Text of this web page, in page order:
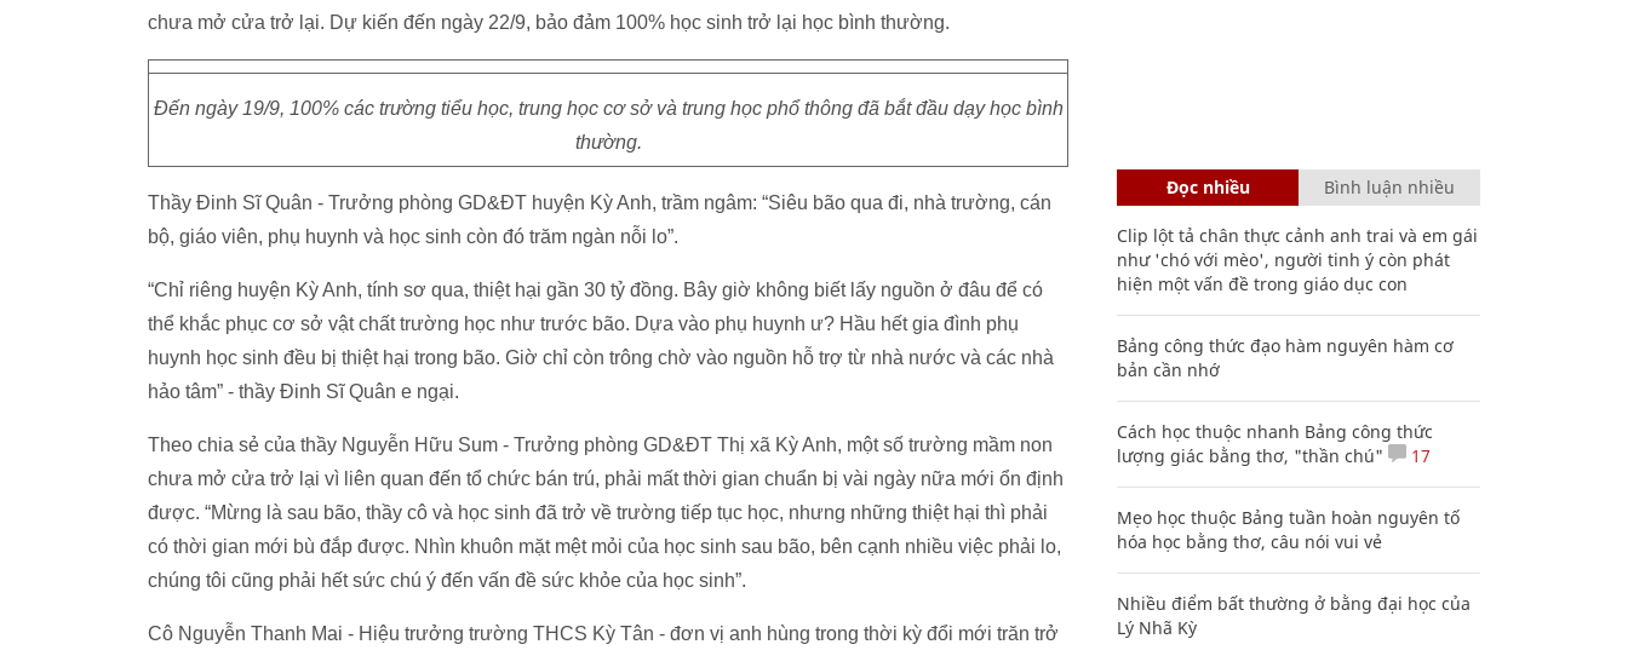
chưa mở cửa trở lại. Dự kiến đến ngày 22/9, bảo đảm 100% học sinh trở lại học bình thường.
Đến ngày 19/9, 100% các trường tiểu học, trung học cơ sở và trung học phổ thông đã bắt đầu dạy học bình
thường.
Thầy Đinh Sĩ Quân - Trưởng phòng GD&ĐT huyện Kỳ Anh, trầm ngâm: “Siêu bão qua đi, nhà trường, cán
bộ, giáo viên, phụ huynh và học sinh còn đó trăm ngàn nỗi lo”.
“Chỉ riêng huyện Kỳ Anh, tính sơ qua, thiệt hại gần 30 tỷ đồng. Bây giờ không biết lấy nguồn ở đâu để có
thể khắc phục cơ sở vật chất trường học như trước bão. Dựa vào phụ huynh ư? Hầu hết gia đình phụ
huynh học sinh đều bị thiệt hại trong bão. Giờ chỉ còn trông chờ vào nguồn hỗ trợ từ nhà nước và các nhà
hảo tâm” - thầy Đinh Sĩ Quân e ngại.
Theo chia sẻ của thầy Nguyễn Hữu Sum - Trưởng phòng GD&ĐT Thị xã Kỳ Anh, một số trường mầm non
chưa mở cửa trở lại vì liên quan đến tổ chức bán trú, phải mất thời gian chuẩn bị vài ngày nữa mới ổn định
được. “Mừng là sau bão, thầy cô và học sinh đã trở về trường tiếp tục học, nhưng những thiệt hại thì phải
có thời gian mới bù đắp được. Nhìn khuôn mặt mệt mỏi của học sinh sau bão, bên cạnh nhiều việc phải lo,
chúng tôi cũng phải hết sức chú ý đến vấn đề sức khỏe của học sinh”.
Cô Nguyễn Thanh Mai - Hiệu trưởng trường THCS Kỳ Tân - đơn vị anh hùng trong thời kỳ đổi mới trăn trở
Đọc nhiều Bình luận nhiều
Clip lột tả chân thực cảnh anh trai và em gái
như 'chó với mèo', người tinh ý còn phát
hiện một vấn đề trong giáo dục con
Bảng công thức đạo hàm nguyên hàm cơ
bản cần nhớ
Cách học thuộc nhanh Bảng công thức
lượng giác bằng thơ, "thần chú"
17
Mẹo học thuộc Bảng tuần hoàn nguyên tố
hóa học bằng thơ, câu nói vui vẻ
Nhiều điểm bất thường ở bằng đại học của
Lý Nhã Kỳ